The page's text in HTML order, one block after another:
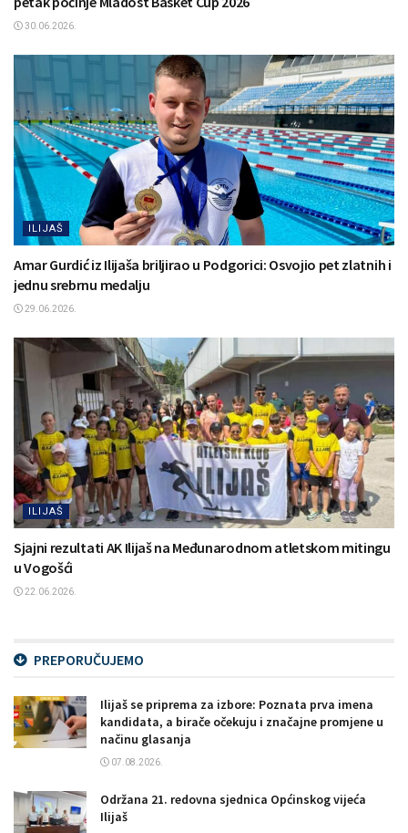
30.06.2026.
ILIJAŠ
Amar Gurdić iz Ilijaša briljirao u Podgorici: Osvojio pet zlatnih i
jednu srebrnu medalju
29.06.2026.
ILIJAŠ
Sjajni rezultati AK Ilijaš na Međunarodnom atletskom mitingu
u Vogošći
22.06.2026.
PREPORUČUJEMO
Ilijaš se priprema za izbore: Poznata prva imena
kandidata, a birače očekuju i značajne promjene u
načinu glasanja
07.08.2026.
Održana 21. redovna sjednica Općinskog vijeća
Ilijaš